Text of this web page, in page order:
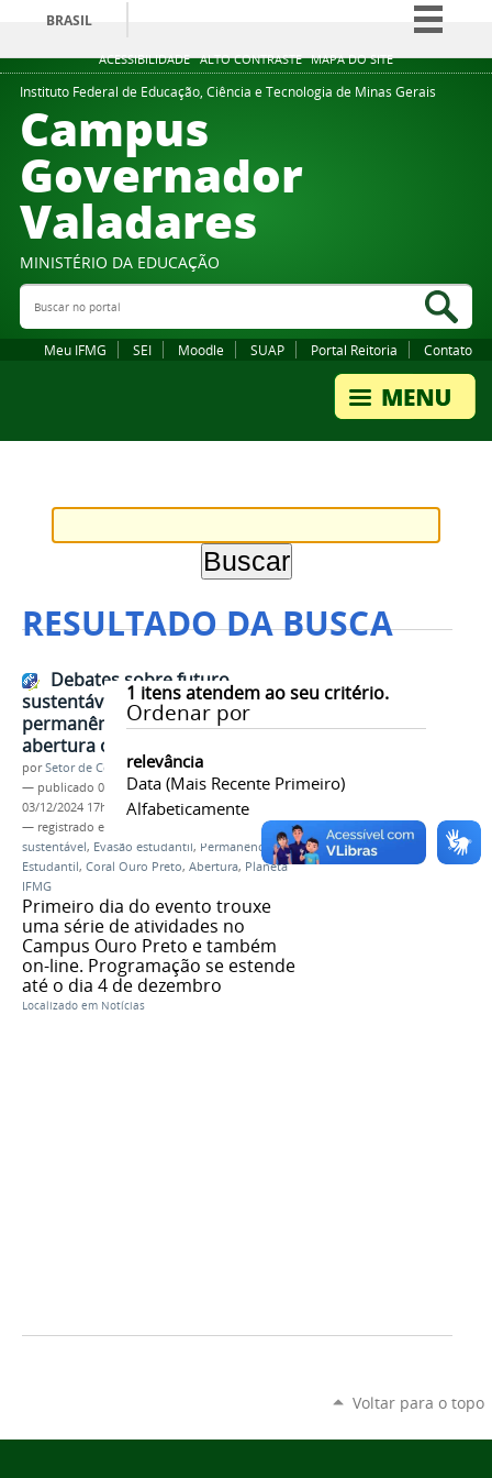
ACESSIBILIDADE ALTO CONTRASTE MAPA DO SITE
BRASIL
Simplifique!
Comunica BR
Instituto Federal de Educação, Ciência e Tecnologia de Minas Gerais
Campus
Governador
Valadares
MINISTÉRIO DA EDUCAÇÃO
Buscar no portal
Meu IFMG SEI Moodle SUAP Portal Reitoria Contato
RESULTADO DA BUSCA
1 itens atendem ao seu critério.
Ordenar por
relevância
Data (mais Recente Primeiro)
Alfabeticamente
Debates sobre futuro
sustentável, evasão e
permanência estudantil marcam
abertura oficial do Planeta IFMG
porSetor de Comunicação
— publicado 03/12/2024 —última modificação
03/12/2024 17h11
— registrado em:
sustentável, Evasão estudantil, Permanência
Estudantil, Coral Ouro Preto, Abertura, Planeta
IFMG
Primeiro dia do evento trouxe
uma série de atividades no
Campus Ouro Preto e também
on-line. Programação se estende
até o dia 4 de dezembro
Localizado em Notícias
Voltar para o topo